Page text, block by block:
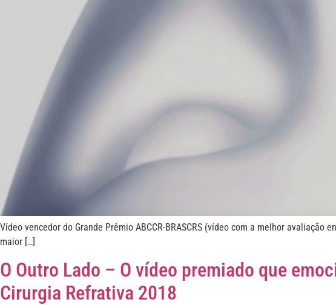
Vídeo vencedor do Grande Prêmio ABCCR-BRASCRS (vídeo com a melhor
maior […]
O Outro Lado – O vídeo premiado que
Cirurgia Refrativa 2018